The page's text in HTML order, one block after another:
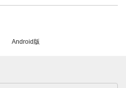
Android版